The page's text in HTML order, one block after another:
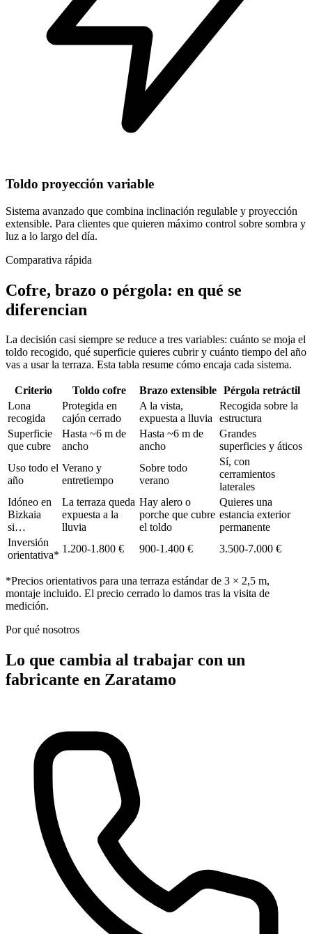
Toldo proyección variable
Sistema avanzado que combina inclinación regulable y proyección
extensible. Para clientes que quieren máximo control sobre sombra y
luz a lo largo del día.
Comparativa rápida
Cofre, brazo o pérgola: en qué se
diferencian
La decisión casi siempre se reduce a tres variables: cuánto se moja el
toldo recogido, qué superficie quieres cubrir y cuánto tiempo del año
vas a usar la terraza. Esta tabla resume cómo encaja cada sistema.
Criterio Toldo cofre Brazo extensible Pérgola retráctil
Lona
recogida
Protegida en
cajón cerrado
A la vista,
expuesta a lluvia
Recogida sobre la
estructura
Superficie
que cubre
Hasta ~6 m de
ancho
Hasta ~6 m de
ancho
Grandes
superficies y áticos
Uso todo el
año
Verano y
entretiempo
Sobre todo
verano
Sí, con
cerramientos
laterales
Idóneo en
Bizkaia
si…
La terraza queda
expuesta a la
lluvia
Hay alero o
porche que cubre
el toldo
Quieres una
estancia exterior
permanente
Inversión
orientativa*
1.200-1.800 € 900-1.400 € 3.500-7.000 €
*Precios orientativos para una terraza estándar de 3 × 2,5 m,
montaje incluido. El precio cerrado lo damos tras la visita de
medición.
Por qué nosotros
Lo que cambia al trabajar con un
fabricante en Zaratamo